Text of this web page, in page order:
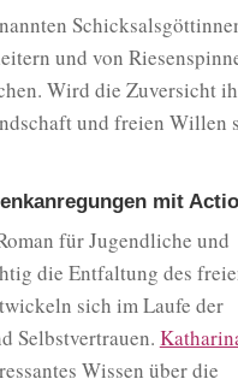
und von
Wird die Zuversicht
und freien Willen
mit
für Jugendliche und
die Entfaltung des
sich im Laufe der
Selbstvertrauen.
Wissen über die